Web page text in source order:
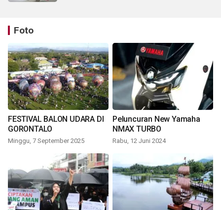
Foto
FESTIVAL BALON UDARA DI
GORONTALO
Minggu, 7 September 2025
Peluncuran New Yamaha
NMAX TURBO
Rabu, 12 Juni 2024